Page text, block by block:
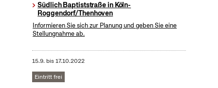
Südlich Baptiststraße in Köln-
Roggendorf/Thenhoven
Informieren Sie sich zur Planung und geben Sie eine
Stellungnahme ab.
15.9. bis17.10.2022
Eintritt frei